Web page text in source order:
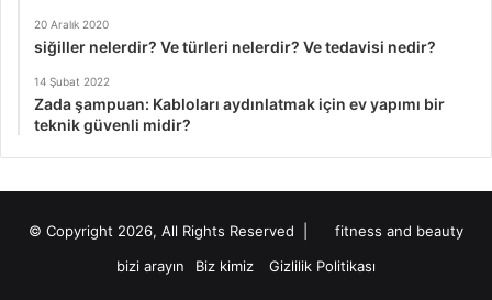
20 Aralık 2020
siğiller nelerdir? Ve türleri nelerdir? Ve tedavisi nedir?
14 Şubat 2022
Zada şampuan: Kabloları aydınlatmak için ev yapımı bir
teknik güvenli midir?
© Copyright 2026, All Rights Reserved |
fitness and beauty
bizi arayın
Biz kimiz Gizlilik Politikası